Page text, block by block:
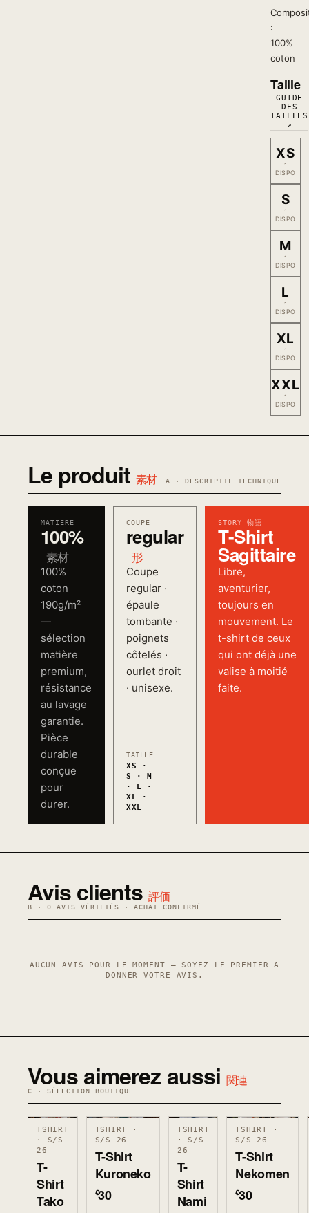
:
100%
coton
Taille
GUIDE
DES
TAILLES
↗
XS
1
DISPO
S
1
DISPO
M
1
DISPO
L
1
DISPO
XL
1
DISPO
XXL
1
DISPO
Le produit 素材 A · DESCRIPTIF TECHNIQUE
MATIÈRE
100%
素材
100%
coton
190g/m²
—
sélection
matière
premium,
résistance
au lavage
garantie.
Pièce
durable
conçue
pour
durer.
COUPE
regular
形
Coupe
regular ·
épaule
tombante ·
poignets
côtelés ·
ourlet droit
· unisexe.
TAILLE
XS ·
S · M
· L ·
XL ·
XXL
STORY 物語
T-Shirt
Sagittaire
Libre,
aventurier,
toujours en
mouvement. Le
t-shirt de ceux
qui ont déjà une
valise à moitié
faite.
Avis clients 評価
B · 0 AVIS VÉRIFIÉS · ACHAT CONFIRMÉ
AUCUN AVIS POUR LE MOMENT — SOYEZ LE PREMIER À
DONNER VOTRE AVIS.
Vous aimerez aussi 関連
C · SÉLECTION BOUTIQUE
TSHIRT
· S/S
26
T-
Shirt
Tako
TSHIRT ·
S/S 26
T-Shirt
Kuroneko
€30
TSHIRT
· S/S
26
T-
Shirt
Nami
TSHIRT ·
S/S 26
T-Shirt
Nekomen
€30